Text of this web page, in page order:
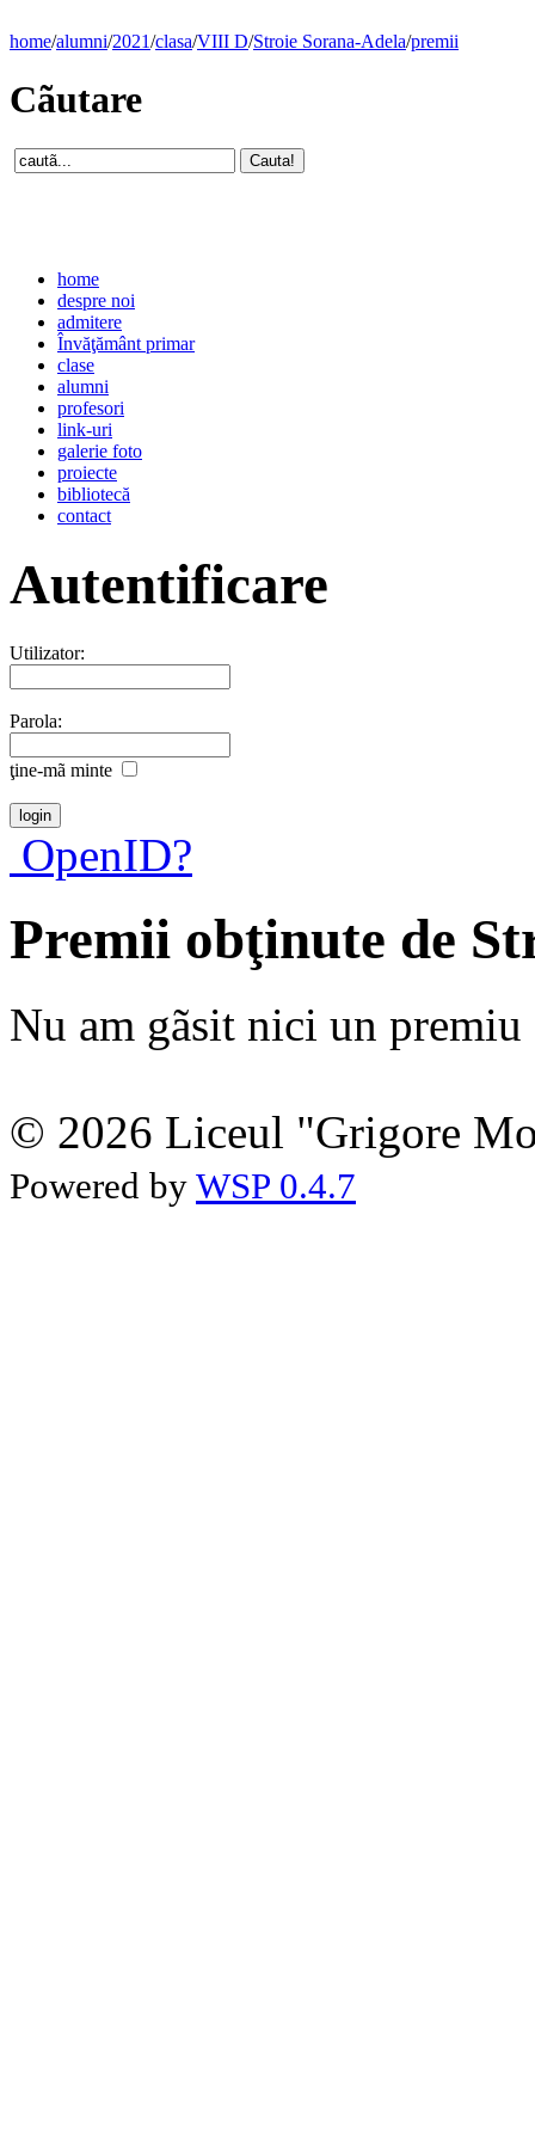
home/alumni/2021/clasa/VIII D/Stroie Sorana-Adela/premii
Cãutare
home
despre noi
admitere
Învăţământ primar
clase
alumni
profesori
link-uri
galerie foto
proiecte
bibliotecă
contact
Autentificare
Utilizator:
Parola:
ţine-mã minte
OpenID?
Premii obţinute de
Nu am gãsit nici un premiu
© 2026 Liceul "Grigore
Powered by WSP 0.4.7